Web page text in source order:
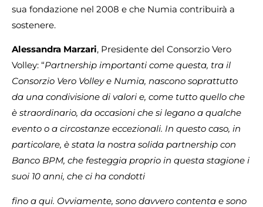
sua fondazione nel 2008 e che Numia contribuirà a
sostenere.
Alessandra Marzari, Presidente del Consorzio Vero
Volley: “Partnership importanti come questa, tra il
Consorzio Vero Volley e Numia, nascono soprattutto
da una condivisione di valori e, come tutto quello che
è straordinario, da occasioni che si legano a qualche
evento o a circostanze eccezionali. In questo caso, in
particolare, è stata la nostra solida partnership con
Banco BPM, che festeggia proprio in questa stagione i
suoi 10 anni, che ci ha condotti
fino a qui. Ovviamente, sono davvero contenta e sono